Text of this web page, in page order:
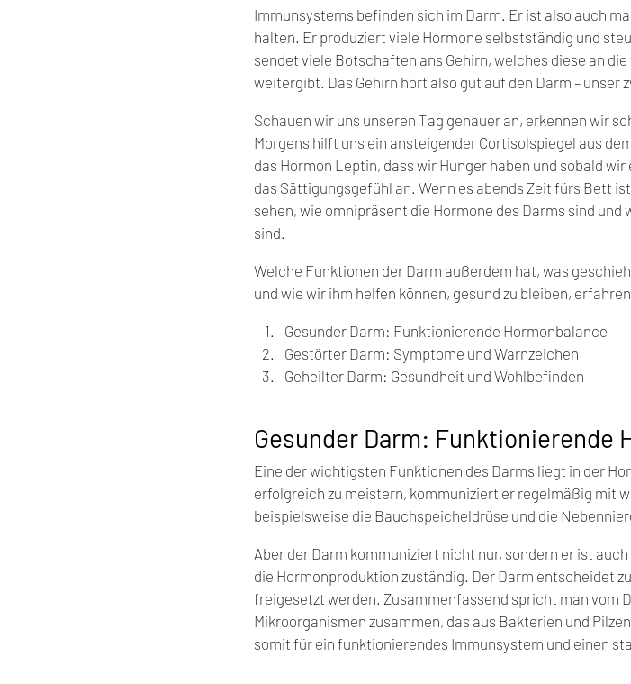
Immunsystems befinden sich im Darm. Er ist also auch
halten. Er produziert viele Hormone selbstständig und
sendet viele Botschaften ans Gehirn, welches diese an
weitergibt. Das Gehirn hört also gut auf den Darm – unser
Schauen wir uns unseren Tag genauer an, erkennen wir
Morgens hilft uns ein ansteigender Cortisolspiegel aus
das Hormon Leptin, dass wir Hunger haben und sobald
das Sättigungsgefühl an. Wenn es abends Zeit fürs Bett
sehen, wie omnipräsent die Hormone des Darms sind
sind.
Welche Funktionen der Darm außerdem hat, was
und wie wir ihm helfen können, gesund zu bleiben,
Gesunder Darm: Funktionierende Hormonbalance
Gestörter Darm: Symptome und Warnzeichen
Geheilter Darm: Gesundheit und Wohlbefinden
Gesunder Darm: Funktionierende
Eine der wichtigsten Funktionen des Darms liegt in der
erfolgreich zu meistern, kommuniziert er regelmäßig mit
beispielsweise die Bauchspeicheldrüse und die
Aber der Darm kommuniziert nicht nur, sondern er ist
die Hormonproduktion zuständig. Der Darm entscheidet
freigesetzt werden. Zusammenfassend spricht man vom
Mikroorganismen zusammen, das aus Bakterien und
somit für ein funktionierendes Immunsystem und einen